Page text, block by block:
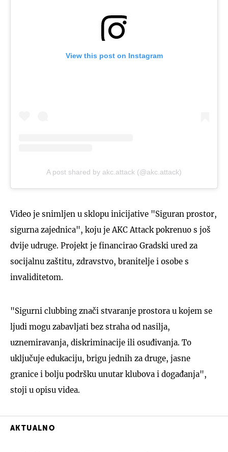
View this post on Instagram
A post shared by akc.attack (@akc.attack)
Video je snimljen u sklopu inicijative "Siguran prostor,
sigurna zajednica", koju je AKC Attack pokrenuo s još
dvije udruge. Projekt je financirao Gradski ured za
socijalnu zaštitu, zdravstvo, branitelje i osobe s
invaliditetom.
"Sigurni clubbing znači stvaranje prostora u kojem se
ljudi mogu zabavljati bez straha od nasilja,
uznemiravanja, diskriminacije ili osuđivanja. To
uključuje edukaciju, brigu jednih za druge, jasne
granice i bolju podršku unutar klubova i događanja",
stoji u opisu videa.
AKTUALNO